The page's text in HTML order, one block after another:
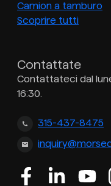
Camion a tamburo
Scoprire tutti
Contattate
Contattateci dal
16:30.
315-437-8475